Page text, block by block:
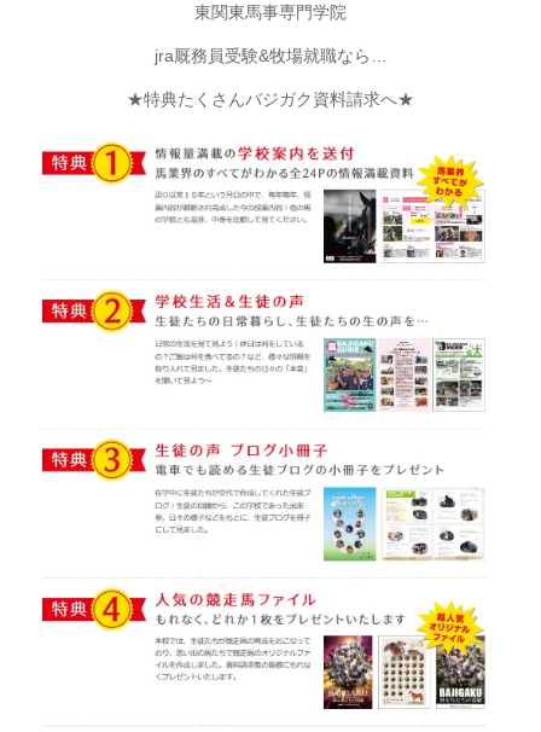
東関東馬事専門学院
jra厩務員受験&牧場就職なら…
★特典たくさんバジガク資料請求へ★